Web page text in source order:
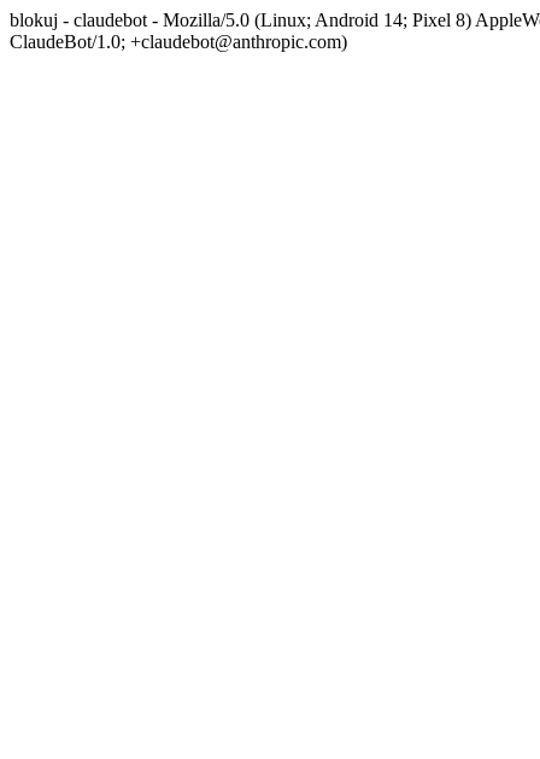
blokuj - claudebot - Mozilla/5.0 (Linux; Android 14; Pixel 8)
ClaudeBot/1.0; +claudebot@anthropic.com)